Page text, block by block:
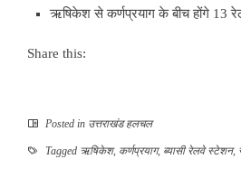
ऋषिकेश से कर्णप्रयाग के बीच होंगे 13
Share this:
Posted in उत्तराखंड हलचल
Tagged ऋषिकेश, कर्णप्रयाग, ब्यासी रेलवे स्टेशन,